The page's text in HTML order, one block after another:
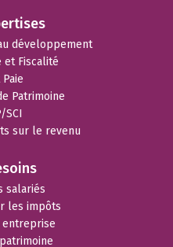
développement
et Fiscalité
Patrimoine
SCI
sur le revenu
salariés
les impôts